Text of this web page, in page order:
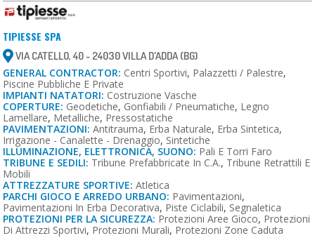
TIPIESSE SPA
VIA CATELLO, 40 - 24030 VILLA D'ADDA (BG)
GENERAL CONTRACTOR: Centri Sportivi, Palazzetti / Palestre,
Piscine Pubbliche E Private
IMPIANTI NATATORI: Costruzione Vasche
COPERTURE: Geodetiche, Gonfiabili / Pneumatiche, Legno
Lamellare, Metalliche, Pressostatiche
PAVIMENTAZIONI: Antitrauma, Erba Naturale, Erba Sintetica,
Irrigazione - Canalette - Drenaggio, Sintetiche
ILLUMINAZIONE, ELETTRONICA, SUONO: Pali E Torri Faro
TRIBUNE E SEDILI: Tribune Prefabbricate In C.a., Tribune Retrattili E
Mobili
ATTREZZATURE SPORTIVE: Atletica
PARCHI GIOCO E ARREDO URBANO: Pavimentazioni,
Pavimentazioni In Erba Decorativa, Piste Ciclabili, Segnaletica
PROTEZIONI PER LA SICUREZZA: Protezioni Aree Gioco, Protezioni
Di Attrezzi Sportivi, Protezioni Murali, Protezioni Zone Caduta